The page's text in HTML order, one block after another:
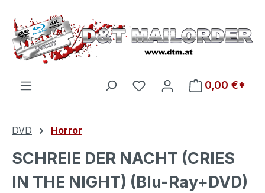
Zum Hauptinhalt springen
Du hast 0 Produkte auf
0,00 €*
DVD Horror
SCHREIE DER NACHT (CRIES
IN THE NIGHT) (Blu-Ray+DVD)